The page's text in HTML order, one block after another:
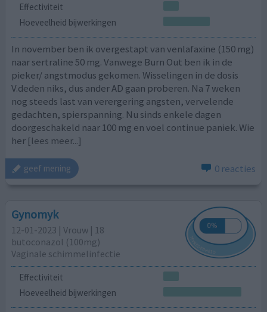
Effectiviteit
Hoeveelheid bijwerkingen
In november ben ik overgestapt van venlafaxine (150 mg)
naar sertraline 50 mg. Vanwege Burn Out ben ik in de
pieker/ angstmodus gekomen. Wisselingen in de dosis
V.deden niks, dus ander AD gaan proberen. Na 7 weken
nog steeds last van verergering angsten, vervelende
gedachten, spierspanning. Nu sinds enkele dagen
doorgeschakeld naar 100 mg en voel continue paniek. Wie
her [lees meer...]
geef mening 0 reacties
Gynomyk
12-01-2023 | Vrouw | 18
butoconazol (100mg)
Vaginale schimmelinfectie
Effectiviteit
Hoeveelheid bijwerkingen